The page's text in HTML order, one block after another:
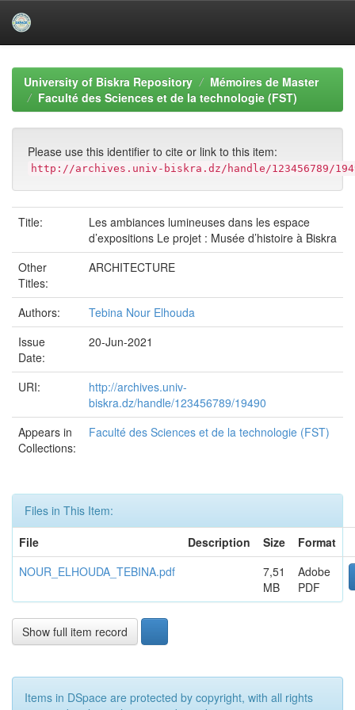
navigationUniversity of Biskra Repository
Mémoires de Master
Faculté des Sciences et de la technologie (FST)
Please use this identifier to cite or link to this item:
http://archives.univ-biskra.dz/handle/123456789/
Title:
Les ambiances lumineuses dans les espace
d’expositions Le projet : Musée d’histoire à Biskra
Other
Titles:
ARCHITECTURE
Authors:
Tebina Nour Elhouda
Issue
Date:
20-Jun-2021
URI:
http://archives.univ-
biskra.dz/handle/123456789/19490
Appears in
Collections:
Faculté des Sciences et de la technologie (FST)
Files in This Item:
File
Description Size
Format
NOUR_ELHOUDA_TEBINA.pdf
7,51
MB
Adobe
PDF
Show full item record
Items in DSpace are protected by copyright, with all rights